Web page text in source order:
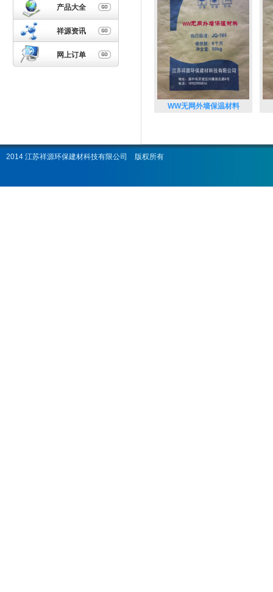
产品大全
祥源资讯
网上订单
WW无网外墙保温材料
2014 江苏祥源环保建材科技有限公司 版权所有